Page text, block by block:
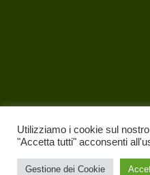
Utilizziamo i cookie sul
"Accetta tutti" acconsenti
Gestione dei Cookie